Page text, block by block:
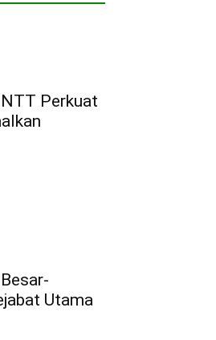
Perkuat
Utama